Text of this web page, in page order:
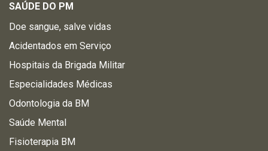
SAÚDE DO PM
Doe sangue, salve vidas
Acidentados em Serviço
Hospitais da Brigada Militar
Especialidades Médicas
Odontologia da BM
Saúde Mental
Fisioterapia BM